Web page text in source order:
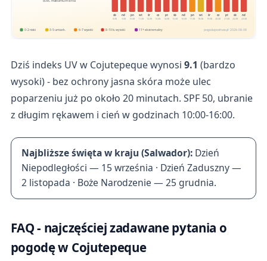
sb
8.08
nd
9.08
pn
10.08
wt
11.08
śr
12.08
cz
13.08
pt
14.08
sb
15.08
nd
16.08
pn
17.08
wt
18.08
śr
19.08
cz
20.08
pt
21.08
sb
22.08
nd
23.08
0-2 niski 3-5 umiark. 6-7 wysoki 8-10 b. wysoki 11+ ekstremalny pogodapodroze.pl · 2026-08-08
Dziś indeks UV w Cojutepeque wynosi 9.1 (bardzo
wysoki) - bez ochrony jasna skóra może ulec
poparzeniu już po około 20 minutach. SPF 50, ubranie
z długim rękawem i cień w godzinach 10:00-16:00.
Najbliższe święta w kraju (Salwador): Dzień
Niepodległości — 15 września · Dzień Zaduszny —
2 listopada · Boże Narodzenie — 25 grudnia.
FAQ - najczęściej zadawane pytania o
pogodę w Cojutepeque